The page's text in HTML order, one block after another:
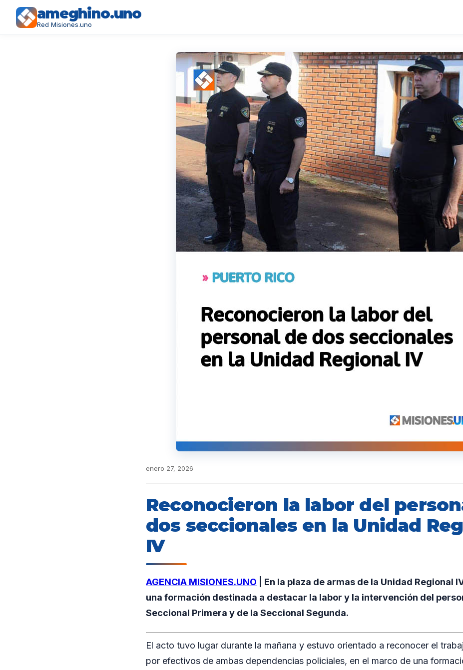
ameghino.uno
Red Misiones.uno
enero 27, 2026
Reconocieron la labor del
dos seccionales en la Unidad
IV
AGENCIA MISIONES.UNO | En la plaza de armas de la Unidad Regional
una formación destinada a destacar la labor y la intervención del
Seccional Primera y de la Seccional Segunda.
El acto tuvo lugar durante la mañana y estuvo orientado a reconocer el
por efectivos de ambas dependencias policiales, en el marco de una